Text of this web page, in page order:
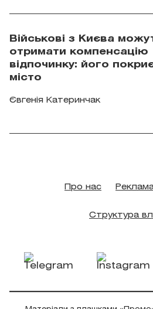
Військові з Києва
отримати компенсацію
відпочинку: його
місто
Євгенія Катеринчак
Про нас
Структура